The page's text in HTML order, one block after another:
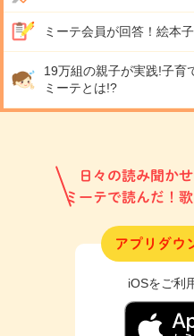
ミーテ会員が回答！ 絵本
19万組の親子が実践!子育
ミーテとは!?
日々の読み聞か
ミーテで読んだ！
アプリダウ
iOSをご利